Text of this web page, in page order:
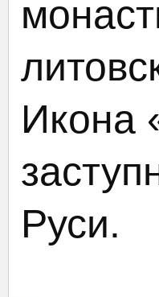
Икона
Руси.